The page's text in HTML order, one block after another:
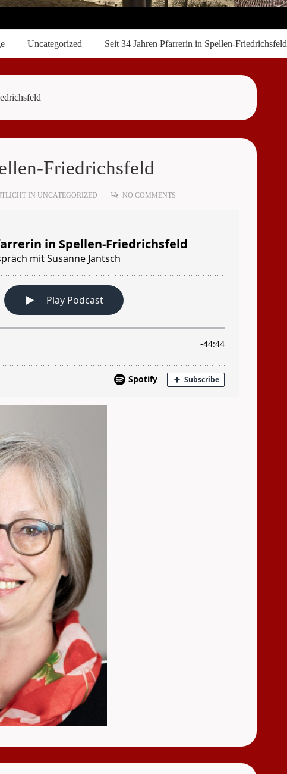
Uncategorized Seit 34 Jahren Pfarrerin in Spellen-Friedrichsfeld
Friedrichsfeld
IN UNCATEGORIZED NO COMMENTS